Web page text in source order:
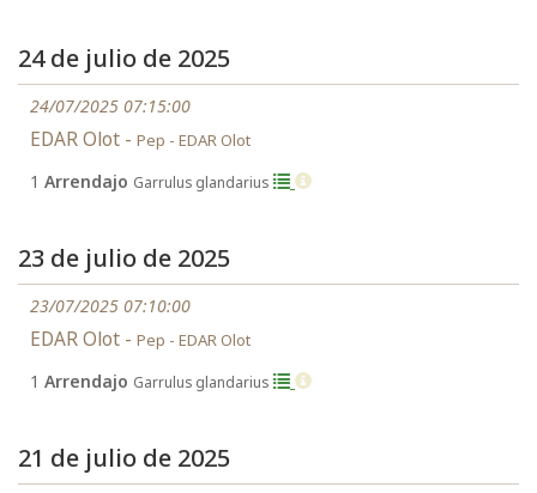
24 de julio de 2025
24/07/2025 07:15:00
EDAR Olot - Pep - EDAR Olot
1 Arrendajo Garrulus glandarius
23 de julio de 2025
23/07/2025 07:10:00
EDAR Olot - Pep - EDAR Olot
1 Arrendajo Garrulus glandarius
21 de julio de 2025